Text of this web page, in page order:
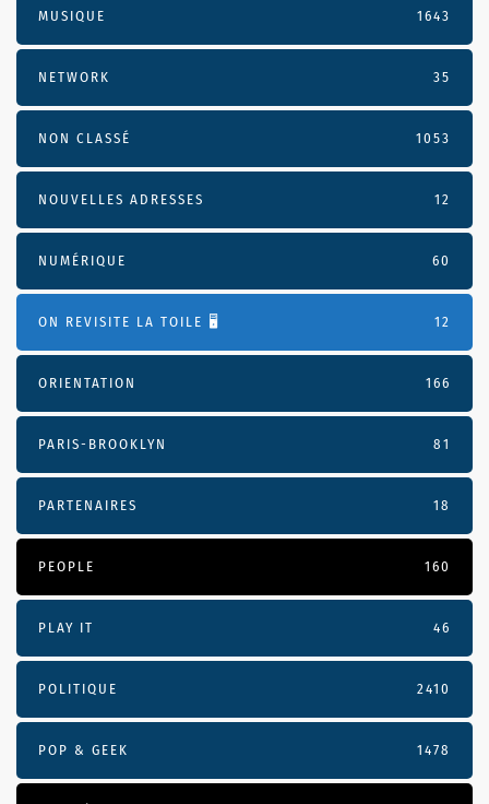
MUSIQUE 1643
NETWORK 35
NON CLASSÉ 1053
NOUVELLES ADRESSES 12
NUMÉRIQUE 60
ON REVISITE LA TOILE 🖥️ 12
ORIENTATION 166
PARIS-BROOKLYN 81
PARTENAIRES 18
PEOPLE 160
PLAY IT 46
POLITIQUE 2410
POP & GEEK 1478